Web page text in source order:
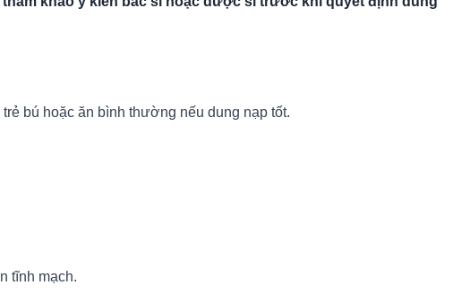
bú hoặc ăn bình thường nếu dung nạp tốt.
tĩnh mạch.